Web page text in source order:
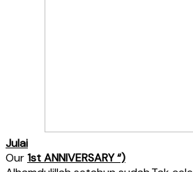
Julai
Our1st ANNIVERSARY “)